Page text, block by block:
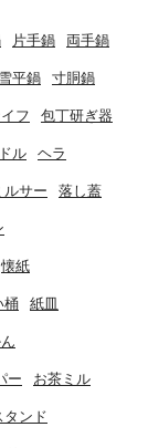
片手鍋 両手鍋
雪平鍋 寸胴鍋
フ 包丁研ぎ器
ル ヘラ
ルサー 落し蓋
懐紙
桶 紙皿
ー お茶ミル
タンド